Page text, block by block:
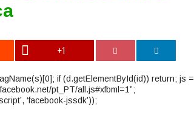
+1
if (d.getElementById(id)) return; js =
pt_PT/all.js#xfbml=1”;
‘facebook-jssdk’));